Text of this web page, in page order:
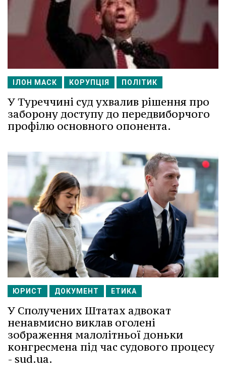
ІЛОН МАСК КОРУПЦІЯ ПОЛІТИК
У Туреччині суд ухвалив рішення про
заборону доступу до передвиборчого
профілю основного опонента.
ЮРИСТ ДОКУМЕНТ ЕТИКА
У Сполучених Штатах адвокат
ненавмисно виклав оголені
зображення малолітньої доньки
конгресмена під час судового процесу
- sud.ua.